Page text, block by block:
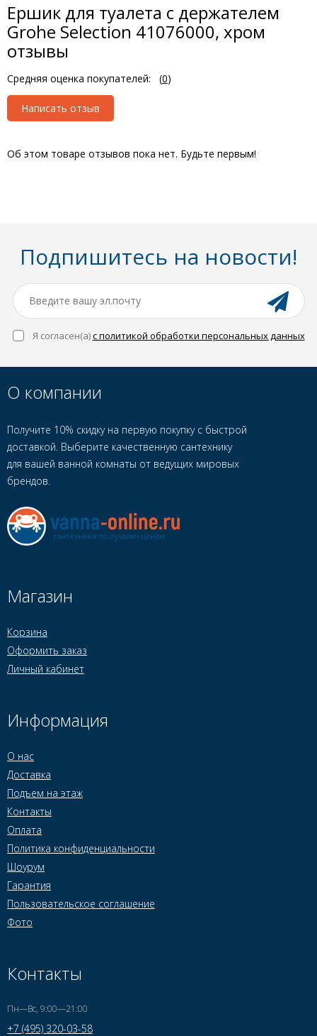
Ершик для туалета с держателем
Grohe Selection 41076000, хром
отзывы
Средняя оценка покупателей: (0)
Написать отзыв
Об этом товаре отзывов пока нет. Будьте первым!
Подпишитесь на новости!
Я согласен(a)с политикой обработки персональных данных
О компании
Получите 10% скидку на первую покупку с быстрой
доставкой. Выберите качественную сантехнику
для вашей ванной комнаты от ведущих мировых
брендов.
Магазин
Корзина
Оформить заказ
Личный кабинет
Информация
О нас
Доставка
Подъем на этаж
Контакты
Оплата
Политика конфиденциальности
Шоурум
Гарантия
Пользовательское соглашение
Фото
Контакты
Пн—Вс, 9:00—21:00
+7 (495) 320-03-58